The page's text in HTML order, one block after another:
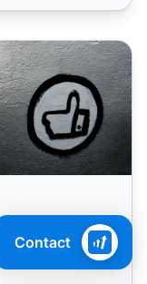
de marketing
Contact